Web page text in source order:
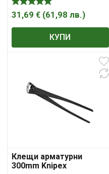
31,69 € (61,98 лв.)
КУПИ
Клещи арматурни
300mm Knipex